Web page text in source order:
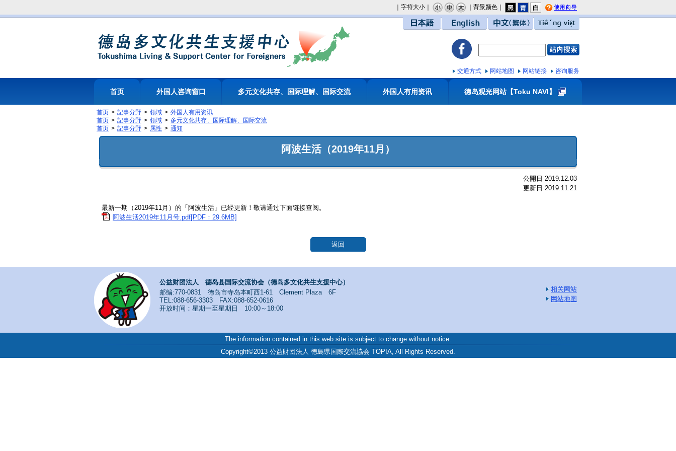
｜字符大小｜
｜背景颜色｜
用向导
交通方式 网站地图 网站链接 咨询服务
首页 外国人咨询窗口 多元文化共存、国际理解、国际交流 外国人有用资讯 德岛观光网站【Toku NAVI】
首页 記事分野 领域
外国人有用资讯
首页
記事分野 领域
多元文化共存、国际理解、国际交流
首页
記事分野 属性 通知
阿波生活（2019年11月）
公開日 2019.12.03
更新日 2019.11.21
最新一期（2019年11月）的「阿波生活」已经更新！敬请通过下面链接查阅。
阿波生活2019年11月号.pdf[PDF：29.6MB]
返回
公益财团法人 德岛县国际交流协会（德岛多文化共生支援中心）
邮编:770-0831 德岛市寺岛本町西1-61 Clement Plaza 6F
TEL:088-656-3303 FAX:088-652-0616
开放时间：星期一至星期日 10:00～18:00
相关网站
网站地图
The information contained in this web site is subject to change without notice.
Copyright©2013 公益財団法人 徳島県国際交流協会 TOPIA, All Rights Reserved.